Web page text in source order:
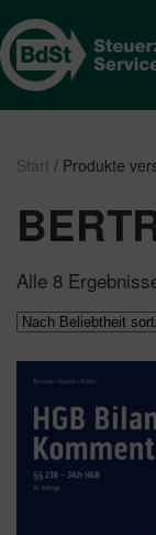
Start / Produkte
Alle 8